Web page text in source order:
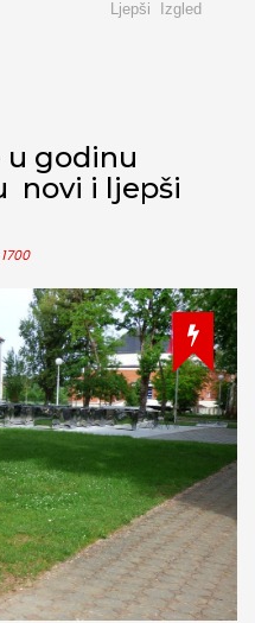
Ljepši Izgled
u godinu
novi i ljepši
1700